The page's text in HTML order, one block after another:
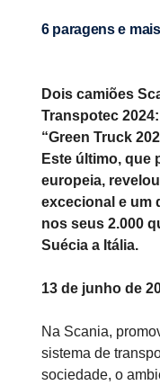
6 paragens e
Dois camiões
Transpotec
“Green Truck
Este último, que
europeia,
excecional e um
nos seus 2.000
Suécia a Itália.
13 de junho de
Na Scania,
sistema de
sociedade, o